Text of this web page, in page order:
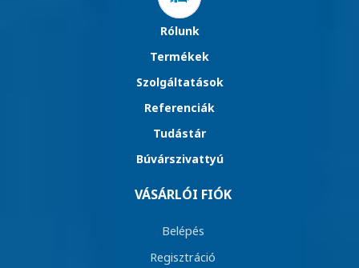
Rólunk
Termékek
Szolgáltatások
Referenciák
Tudástár
Búvárszivattyú
VÁSÁRLÓI FIÓK
Belépés
Regisztráció